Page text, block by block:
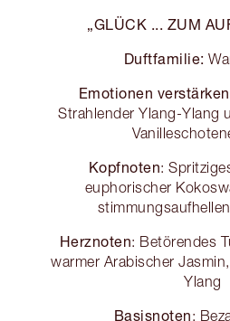
„GLÜCK ... ZUM
Duftfamilie:
Emotionen
Strahlender Ylang-Ylang
Kopfnoten:
euphorischer
Herznoten: Betörendes
warmer Arabischer
Ylang
Basisnoten: